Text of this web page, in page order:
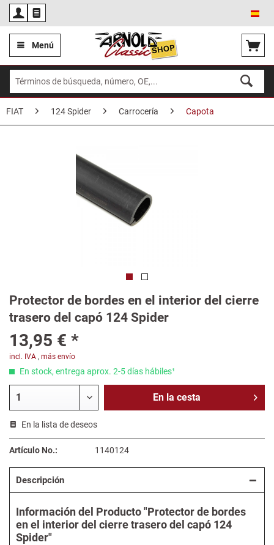
Menú
FIAT 124 Spider Carrocería Capota
Protector de bordes en el interior del cierre
trasero del capó 124 Spider
13,95 € *
incl. IVA , más envío
En stock, entrega aprox. 2-5 días hábiles¹
En la cesta
En la lista de deseos
Artículo No.: 1140124
Descripción
Información del Producto "Protector de bordes
en el interior del cierre trasero del capó 124
Spider"